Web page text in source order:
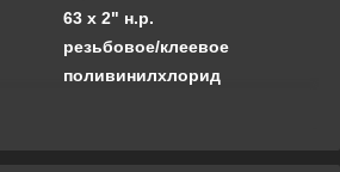
63 х 2" н.р.
резьбовое/клеевое
поливинилхлорид